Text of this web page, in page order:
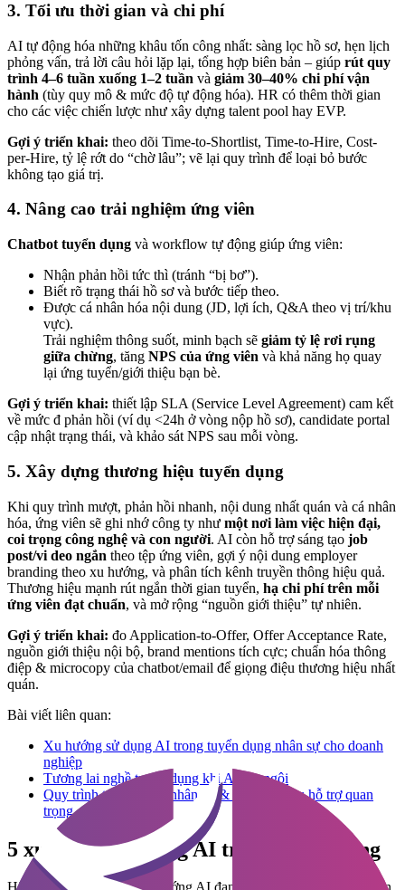
3. Tối ưu thời gian và chi phí
AI tự động hóa những khâu tốn công nhất: sàng lọc hồ sơ, hẹn lịch
phỏng vấn, trả lời câu hỏi lặp lại, tổng hợp biên bản – giúp rút quy
trình 4–6 tuần xuống 1–2 tuần và giảm 30–40% chi phí vận
hành (tùy quy mô & mức độ tự động hóa). HR có thêm thời gian
cho các việc chiến lược như xây dựng talent pool hay EVP.
Gợi ý triển khai: theo dõi Time-to-Shortlist, Time-to-Hire, Cost-
per-Hire, tỷ lệ rớt do “chờ lâu”; vẽ lại quy trình để loại bỏ bước
không tạo giá trị.
4. Nâng cao trải nghiệm ứng viên
Chatbot tuyển dụng và workflow tự động giúp ứng viên:
Nhận phản hồi tức thì (tránh “bị bơ”).
Biết rõ trạng thái hồ sơ và bước tiếp theo.
Được cá nhân hóa nội dung (JD, lợi ích, Q&A theo vị trí/khu
vực).
Trải nghiệm thông suốt, minh bạch sẽ giảm tỷ lệ rơi rụng
giữa chừng, tăng NPS của ứng viên và khả năng họ quay
lại ứng tuyển/giới thiệu bạn bè.
Gợi ý triển khai: thiết lập SLA (Service Level Agreement) cam kết
về mức đ phản hồi (ví dụ <24h ở vòng nộp hồ sơ), candidate portal
cập nhật trạng thái, và khảo sát NPS sau mỗi vòng.
5. Xây dựng thương hiệu tuyển dụng
Khi quy trình mượt, phản hồi nhanh, nội dung nhất quán và cá nhân
hóa, ứng viên sẽ ghi nhớ công ty như một nơi làm việc hiện đại,
coi trọng công nghệ và con người. AI còn hỗ trợ sáng tạo job
post/vi deo ngắn theo tệp ứng viên, gợi ý nội dung employer
branding theo xu hướng, và phân tích kênh truyền thông hiệu quả.
Thương hiệu mạnh rút ngắn thời gian tuyển, hạ chi phí trên mỗi
ứng viên đạt chuẩn, và mở rộng “nguồn giới thiệu” tự nhiên.
Gợi ý triển khai: đo Application-to-Offer, Offer Acceptance Rate,
nguồn giới thiệu nội bộ, brand mentions tích cực; chuẩn hóa thông
điệp & microcopy của chatbot/email để giọng điệu thương hiệu nhất
quán.
Bài viết liên quan:
Xu hướng sử dụng AI trong tuyển dụng nhân sự cho doanh
nghiệp
Tương lai nghề tuyển dụng khi AI lên ngôi
Quy trình tuyển dụng nhân sự & Các công cụ hỗ trợ quan
trọng
5 xu hướng sử dụng AI trong tuyển dụng